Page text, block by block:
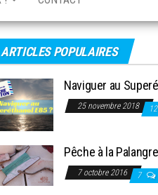
ARTICLES POPULAIRES
Naviguer au
25 novembre 2018 12
Pêche à la
7 octobre 2016 7